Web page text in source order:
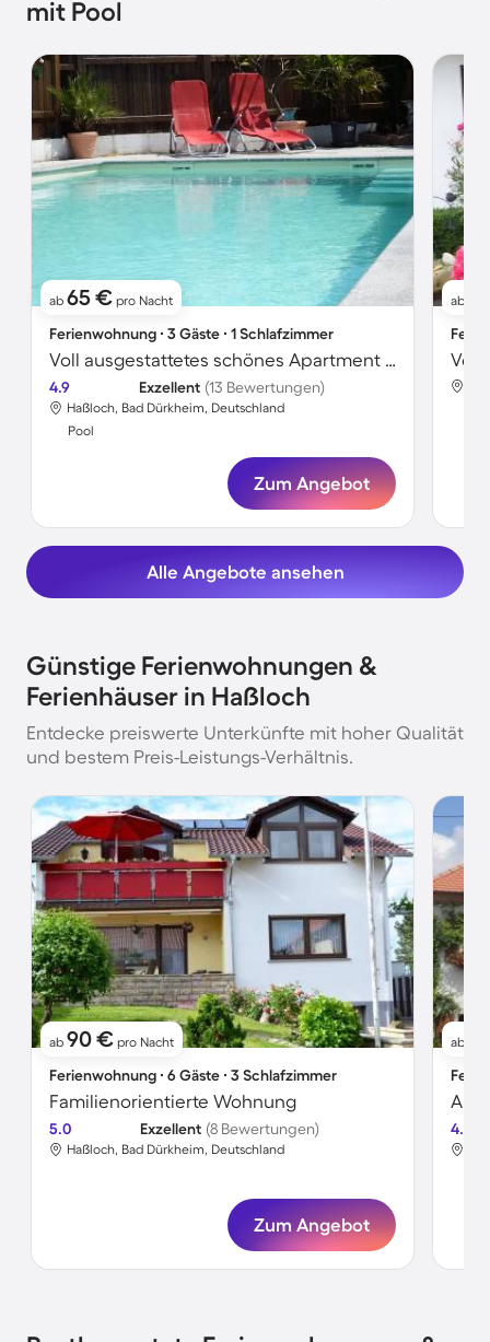
mit Pool
ab 65 € pro Nacht
Ferienwohnung ∙ 3 Gäste ∙ 1 Schlafzimmer
Voll ausgestattetes schönes Apartment mit Garten, Pool und Grill
4.9 Exzellent (13 Bewertungen)
Haßloch, Bad Dürkheim, Deutschland
Pool
Zum Angebot
ab
Alle Angebote ansehen
Günstige Ferienwohnungen &
Ferienhäuser in Haßloch
Entdecke preiswerte Unterkünfte mit hoher Qualität
und bestem Preis-Leistungs-Verhältnis.
ab 90 € pro Nacht
Ferienwohnung ∙ 6 Gäste ∙ 3 Schlafzimmer
Familienorientierte Wohnung
5.0 Exzellent (8 Bewertungen)
Haßloch, Bad Dürkheim, Deutschland
Zum Angebot
ab
4.4